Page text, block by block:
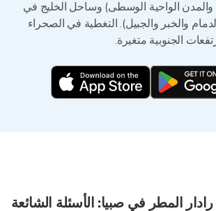
الواحية الوسطى) وساحل الخليج في
والخبر والجبيل). التغطية في الصحراء
الجنوبية متغيرة.
رادار المطر في صبيا: الأسئلة الشائعة